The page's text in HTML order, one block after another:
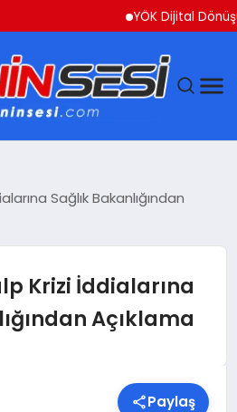
YÖK Dijital Dönüşüm
Sağlık Bakanlığından
Krizi İddialarına
Açıklama
Paylaş